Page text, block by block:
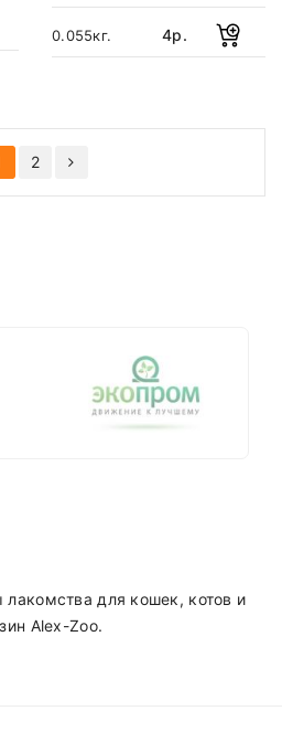
0.055кг. 4р.
2
для кошек, котов и
Alex-Zoo.